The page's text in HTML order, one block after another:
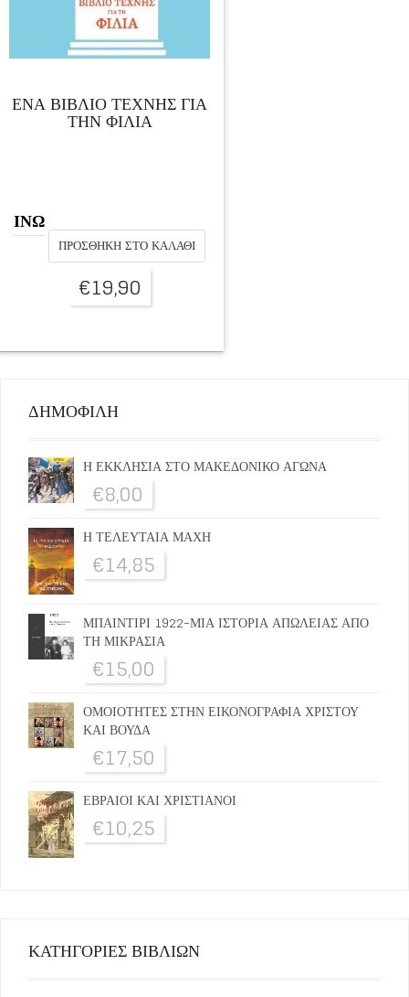
ΕΝΑ ΒΙΒΛΙΟ ΤΕΧΝΗΣ ΓΙΑ
ΤΗΝ ΦΙΛΙΑ
ΙΝΩ
ΠΡΟΣΘΉΚΗ ΣΤΟ ΚΑΛΆΘΙ
€19,90
ΔΗΜΟΦΙΛΗ
Η ΕΚΚΛΗΣΙΑ ΣΤΟ ΜΑΚΕΔΟΝΙΚΟ ΑΓΩΝΑ
€8,00
Η ΤΕΛΕΥΤΑΙΑ ΜΑΧΗ
€14,85
ΜΠΑΙΝΤΙΡΙ 1922-ΜΙΑ ΙΣΤΟΡΙΑ ΑΠΩΛΕΙΑΣ ΑΠΟ
ΤΗ ΜΙΚΡΑΣΙΑ
€15,00
ΟΜΟΙΟΤΗΤΕΣ ΣΤΗΝ ΕΙΚΟΝΟΓΡΑΦΙΑ ΧΡΙΣΤΟΥ
ΚΑΙ ΒΟΥΔΑ
€17,50
ΕΒΡΑΙΟΙ ΚΑΙ ΧΡΙΣΤΙΑΝΟΙ
€10,25
ΚΑΤΗΓΟΡΙΕΣ ΒΙΒΛΙΩΝ